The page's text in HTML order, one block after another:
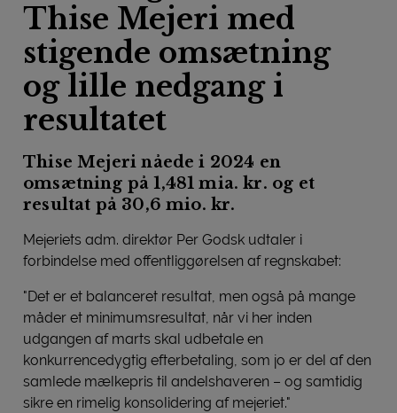
Thise Mejeri med
stigende omsætning
og lille nedgang i
resultatet
Thise Mejeri nåede i 2024 en
omsætning på 1,481 mia. kr. og et
resultat på 30,6 mio. kr.
Mejeriets adm. direktør Per Godsk udtaler i
forbindelse med offentliggørelsen af regnskabet:
"Det er et balanceret resultat, men også på mange
måder et minimumsresultat, når vi her inden
udgangen af marts skal udbetale en
konkurrencedygtig efterbetaling, som jo er del af den
samlede mælkepris til andelshaveren – og samtidig
sikre en rimelig konsolidering af mejeriet."